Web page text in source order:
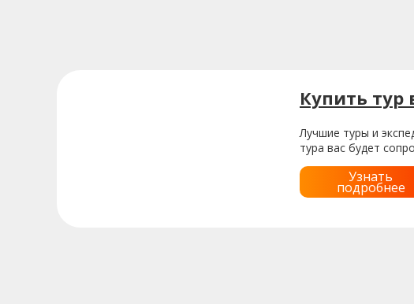
Купить
Лучшие туры и
тура вас будет
Узнать
подробнее